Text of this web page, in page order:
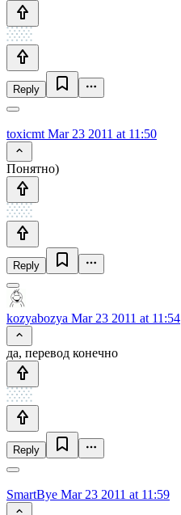
Reply
toxicmt Mar 23 2011 at 11:50
Понятно)
Reply
kozyabozya Mar 23 2011 at 11:54
да, перевод конечно
Reply
SmartBye Mar 23 2011 at 11:59